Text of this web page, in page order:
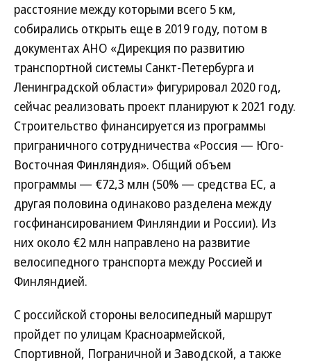
расстояние между которыми всего 5 км,
собирались открыть еще в 2019 году, потом в
документах АНО «Дирекция по развитию
транспортной системы Санкт-Петербурга и
Ленинградской области» фигурировал 2020 год,
сейчас реализовать проект планируют к 2021 году.
Строительство финансируется из программы
приграничного сотрудничества «Россия — Юго-
Восточная Финляндия». Общий объем
программы — €72,3 млн (50% — средства ЕС, а
другая половина одинаково разделена между
госфинансированием Финляндии и России). Из
них около €2 млн направлено на развитие
велосипедного транспорта между Россией и
Финляндией.
С российской стороны велосипедный маршрут
пройдет по улицам Красноармейской,
Спортивной, Пограничной и Заводской, а также